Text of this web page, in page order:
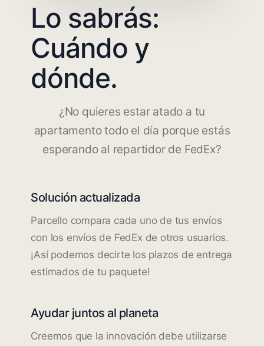
Lo sabrás:
Cuándo y
dónde.
¿No quieres estar atado a tu
apartamento todo el día porque estás
esperando al repartidor de FedEx?
Solución actualizada
Parcello compara cada uno de tus envíos
con los envíos de FedEx de otros usuarios.
¡Así podemos decirte los plazos de entrega
estimados de tu paquete!
Ayudar juntos al planeta
Creemos que la innovación debe utilizarse